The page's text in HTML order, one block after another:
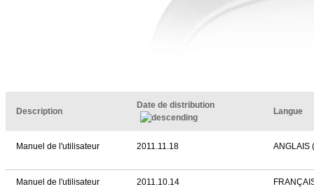
Description
Date de distribution
Langue
Manuel de l'utilisateur 2011.11.18 ANGLAIS
Manuel de l'utilisateur 2011.10.14